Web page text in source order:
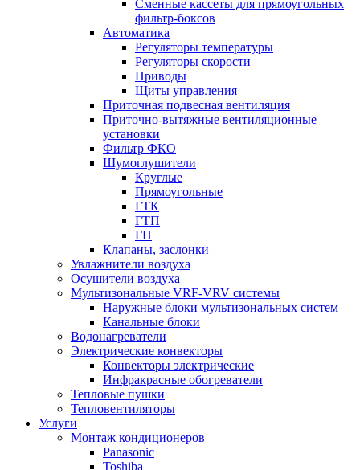
Сменные кассеты для прямоугольных
фильтр-боксов
Автоматика
Регуляторы температуры
Регуляторы скорости
Приводы
Щиты управления
Приточная подвесная вентиляция
Приточно-вытяжные вентиляционные
установки
Фильтр ФКО
Шумоглушители
Круглые
Прямоугольные
ГТК
ГТП
ГП
Клапаны, заслонки
Увлажнители воздуха
Осушители воздуха
Мультизональные VRF-VRV системы
Наружные блоки мультизональных систем
Канальные блоки
Водонагреватели
Электрические конвекторы
Конвекторы электрические
Инфракрасные обогреватели
Тепловые пушки
Тепловентиляторы
Услуги
Монтаж кондиционеров
Panasonic
Toshiba